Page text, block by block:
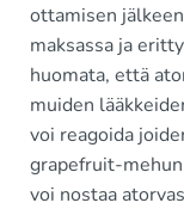
ottamisen
maksassa ja
huomata, että
muiden
voi reagoida
grapefruit-
voi nostaa